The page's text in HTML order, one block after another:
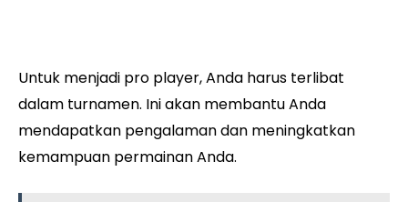
Untuk menjadi pro player, Anda harus terlibat
dalam turnamen. Ini akan membantu Anda
mendapatkan pengalaman dan meningkatkan
kemampuan permainan Anda.